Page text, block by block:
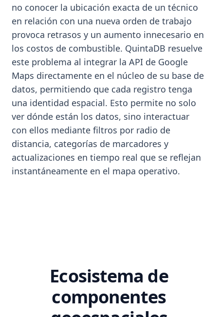
no conocer la ubicación exacta de un técnico
en relación con una nueva orden de trabajo
provoca retrasos y un aumento innecesario en
los costos de combustible. QuintaDB resuelve
este problema al integrar la API de Google
Maps directamente en el núcleo de su base de
datos, permitiendo que cada registro tenga
una identidad espacial. Esto permite no solo
ver dónde están los datos, sino interactuar
con ellos mediante filtros por radio de
distancia, categorías de marcadores y
actualizaciones en tiempo real que se reflejan
instantáneamente en el mapa operativo.
Ecosistema de
componentes